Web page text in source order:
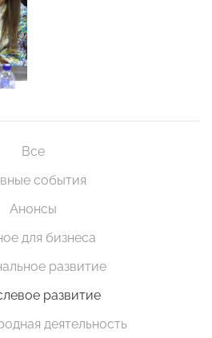
Все
события
Анонсы
для бизнеса
развитие
развитие
деятельность